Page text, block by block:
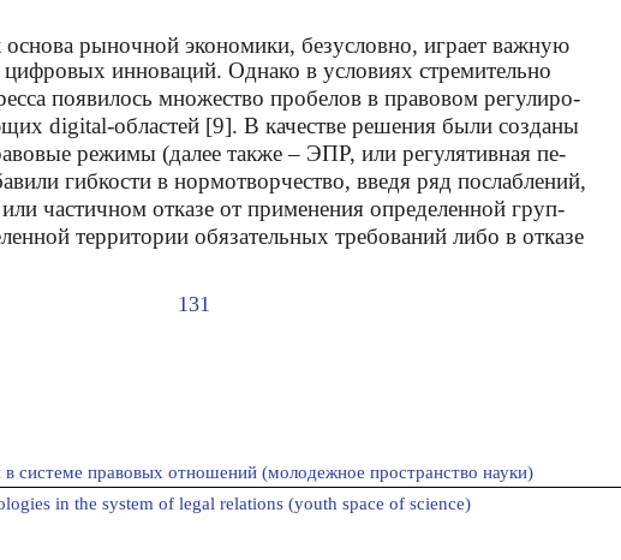
131
рыночной экономики, безусловно, играет важную
цифровых инноваций. Однако в условиях стремительно
появилось множество пробелов в правовом регулиро-
digital-областей [9]. В качестве решения были созданы
режимы (далее также – ЭПР, или регулятивная пе-
гибкости в нормотворчество, введя ряд послаблений,
частичном отказе от применения определенной груп-
территории обязательных требований либо в отказе
системе правовых отношений (молодежное пространство науки)
in the system of legal relations (youth space of science)